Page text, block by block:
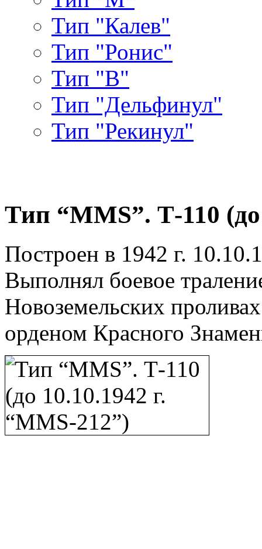
Тип "Калев"
Тип "Ронис"
Тип "В"
Тип "Дельфинул"
Тип "Рекинул"
Тип “MMS”. Т-110
Построен в 1942 г.
Выполнял боевое
Новоземельских
орденом Красного